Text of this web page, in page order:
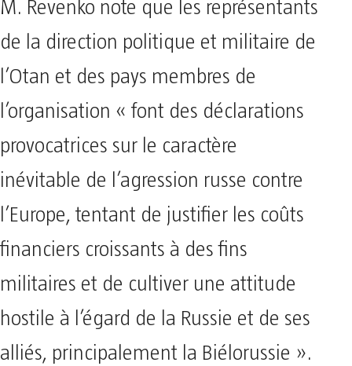
M. Revenko note que les représentants
de la direction politique et militaire de
l’Otan et des pays membres de
l’organisation « font des déclarations
provocatrices sur le caractère
inévitable de l’agression russe contre
l’Europe, tentant de justifier les coûts
financiers croissants à des fins
militaires et de cultiver une attitude
hostile à l’égard de la Russie et de ses
alliés, principalement la Biélorussie ».